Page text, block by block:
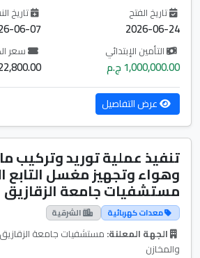
تاريخ الفتح
2026-06-24
تاريخ
06-07
التأمين الإبتدائي
1,000,000.00 ج.م
سعر
22,800.00
عرض التفاصيل
تنفيذ عملية توريد وتركيب
وهواء وتجهيز مغسل التابع
مستشفيات جامعة الزقازيق
معدات كهربائية الشرقية
الجهة المعلنة: مستشفيات جامعة الزقازيق
والمخازن